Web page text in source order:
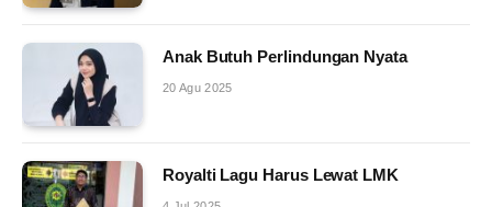
Anak Butuh Perlindungan Nyata
20 Agu 2025
Royalti Lagu Harus Lewat LMK